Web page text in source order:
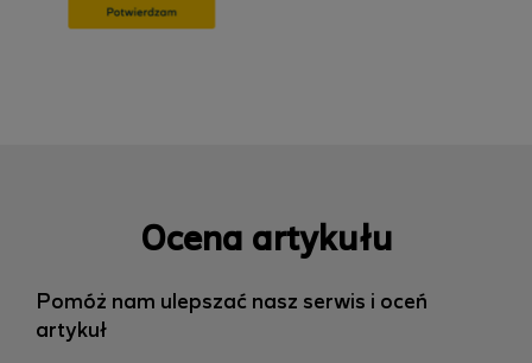
Ocena artykułu
Pomóż nam ulepszać nasz serwis i oceń
artykuł